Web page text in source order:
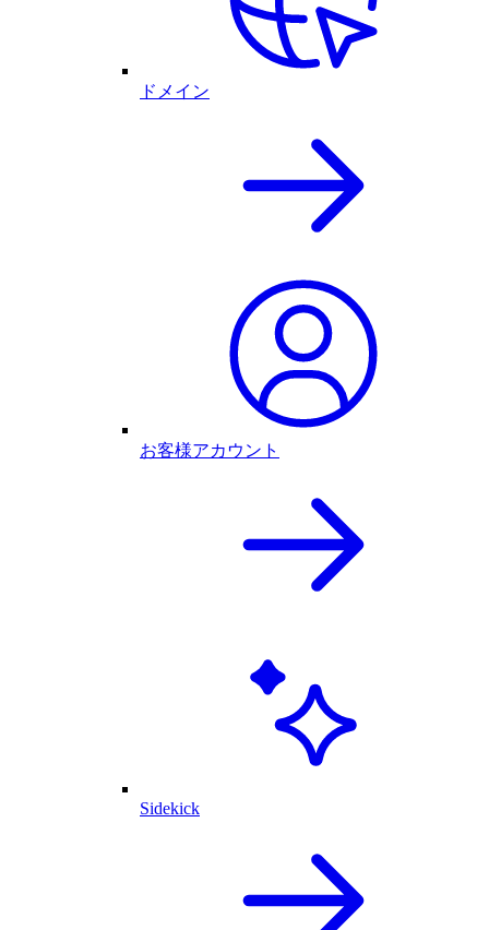
ドメイン
お客様アカウント
Sidekick